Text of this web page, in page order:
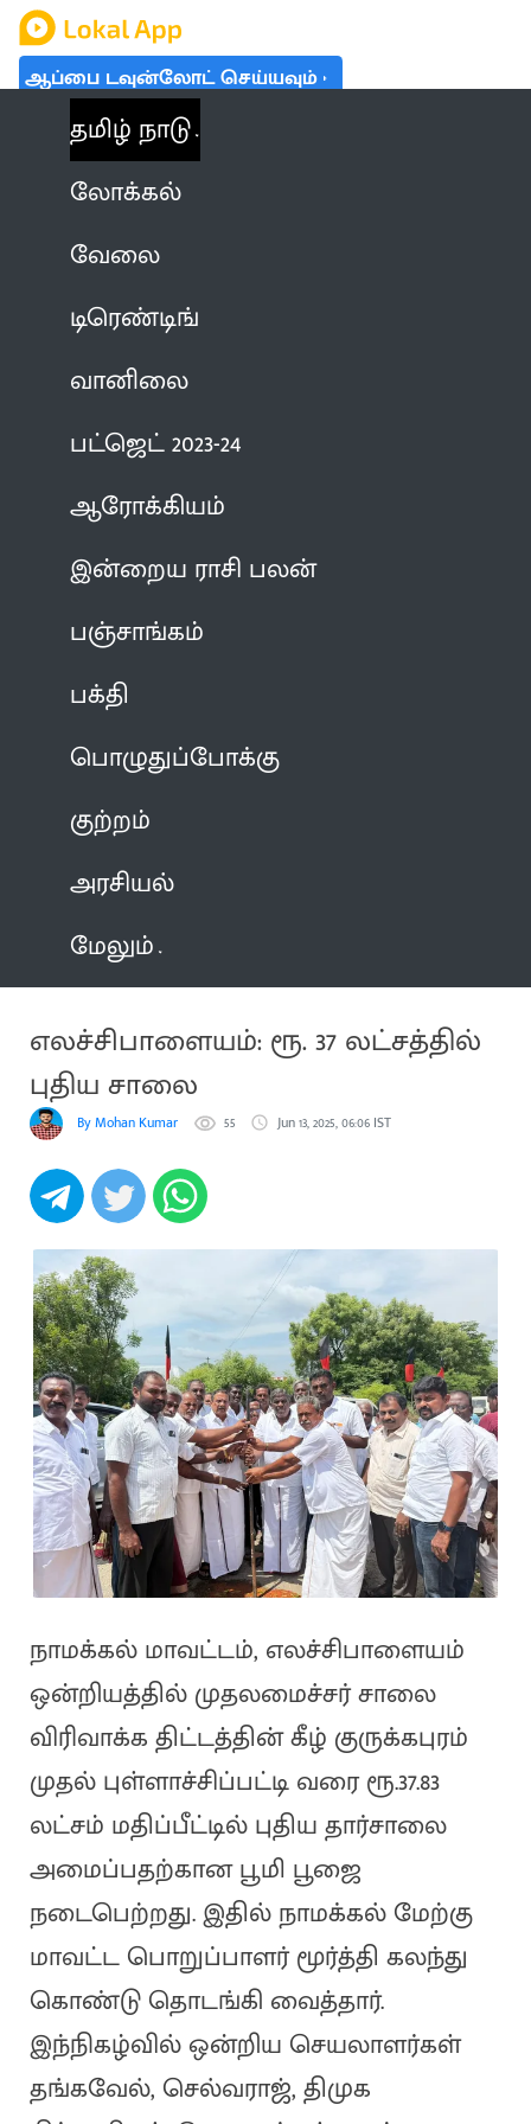
ஆப்பை டவுன்லோட் செய்யவும்
தமிழ் நாடு
லோக்கல்
வேலை
டிரெண்டிங்
வானிலை
பட்ஜெட் 2023-24
ஆரோக்கியம்
இன்றைய ராசி பலன்
பஞ்சாங்கம்
பக்தி
பொழுதுப்போக்கு
குற்றம்
அரசியல்
மேலும்
எலச்சிபாளையம்: ரூ. 37 லட்சத்தில்
புதிய சாலை
By Mohan Kumar 55 Jun 13, 2025, 06:06 IST
நாமக்கல் மாவட்டம், எலச்சிபாளையம்
ஒன்றியத்தில் முதலமைச்சர் சாலை
விரிவாக்க திட்டத்தின் கீழ் குருக்கபுரம்
முதல் புள்ளாச்சிப்பட்டி வரை ரூ.37.83
லட்சம் மதிப்பீட்டில் புதிய தார்சாலை
அமைப்பதற்கான பூமி பூஜை
நடைபெற்றது. இதில் நாமக்கல் மேற்கு
மாவட்ட பொறுப்பாளர் மூர்த்தி கலந்து
கொண்டு தொடங்கி வைத்தார்.
இந்நிகழ்வில் ஒன்றிய செயலாளர்கள்
தங்கவேல், செல்வராஜ், திமுக